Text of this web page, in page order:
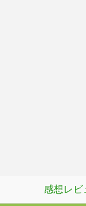
感想レビ